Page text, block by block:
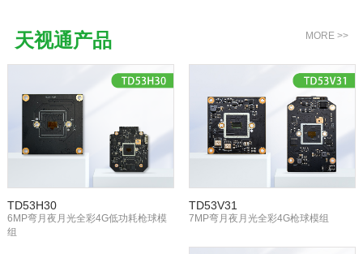
天视通产品 MORE >>
TD53H30
6MP弯月夜月光全彩4G低功耗枪球模
组
TD53V31
7MP弯月夜月光全彩4G枪球模组